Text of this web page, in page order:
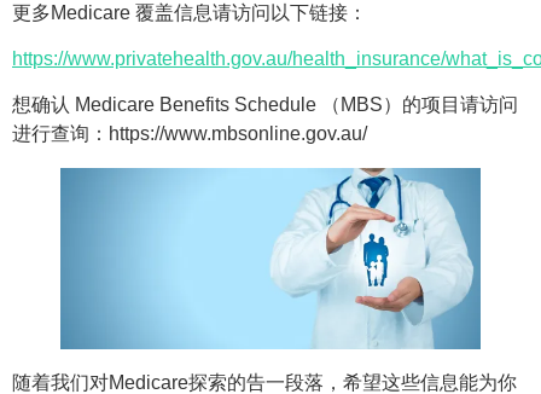
更多Medicare 覆盖信息请访问以下链接：
https://www.privatehealth.gov.au/health_insurance/
想确认 Medicare Benefits Schedule （MBS）的项目请访问
进行查询：https://www.mbsonline.gov.au/
随着我们对Medicare探索的告一段落，希望这些信息能为你